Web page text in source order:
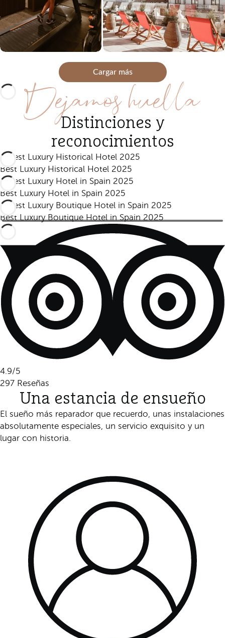
Cargar más
Dejamos huella
Distinciones y
reconocimientos
Best Luxury Historical Hotel 2025
Best Luxury Hotel in Spain 2025
Best Luxury Boutique Hotel in Spain 2025
4.9/5
297 Reseñas
Una estancia de ensueño
El sueño más reparador que recuerdo, unas instalaciones
absolutamente especiales, un servicio exquisito y un
lugar con historia.